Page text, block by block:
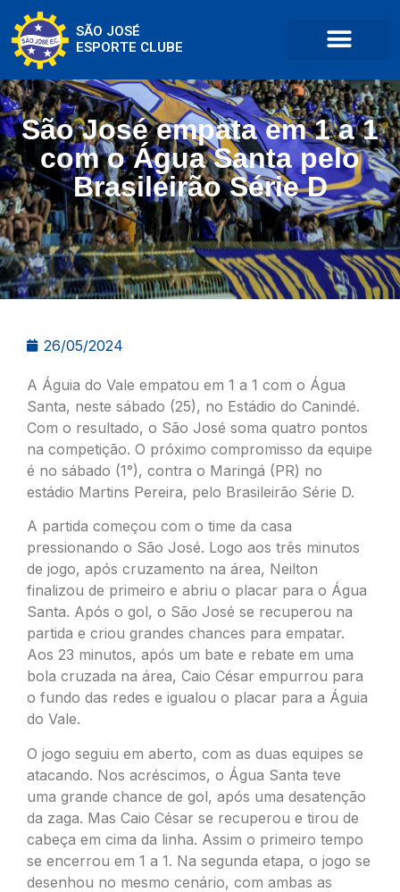
SÃO JOSÉ
ESPORTE CLUBE
São José empata em 1 a 1
com o Água Santa pelo
Brasileirão Série D
26/05/2024
A Águia do Vale empatou em 1 a 1 com o Água
Santa, neste sábado (25), no Estádio do Canindé.
Com o resultado, o São José soma quatro pontos
na competição. O próximo compromisso da equipe
é no sábado (1°), contra o Maringá (PR) no
estádio Martins Pereira, pelo Brasileirão Série D.
A partida começou com o time da casa
pressionando o São José. Logo aos três minutos
de jogo, após cruzamento na área, Neilton
finalizou de primeiro e abriu o placar para o Água
Santa. Após o gol, o São José se recuperou na
partida e criou grandes chances para empatar.
Aos 23 minutos, após um bate e rebate em uma
bola cruzada na área, Caio César empurrou para
o fundo das redes e igualou o placar para a Águia
do Vale.
O jogo seguiu em aberto, com as duas equipes se
atacando. Nos acréscimos, o Água Santa teve
uma grande chance de gol, após uma desatenção
da zaga. Mas Caio César se recuperou e tirou de
cabeça em cima da linha. Assim o primeiro tempo
se encerrou em 1 a 1. Na segunda etapa, o jogo se
desenhou no mesmo cenário, com ambas as